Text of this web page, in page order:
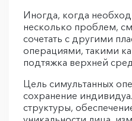
Иногда, когда
несколько проблем,
сочетать с другими
операциями, такими
подтяжка верхней
Цель симультанных
сохранение
структуры,